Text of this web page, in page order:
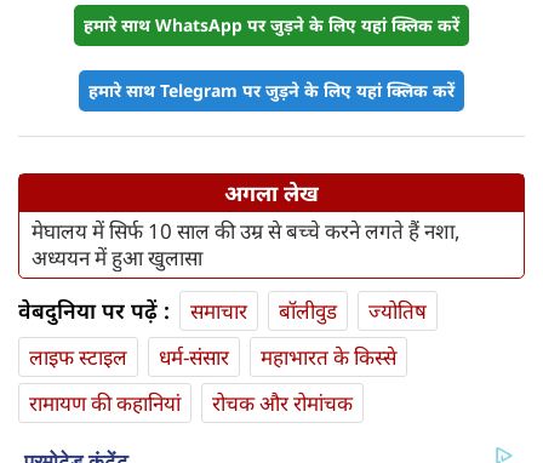
हमारे साथ WhatsApp पर जुड़ने के लिए यहां क्लिक करें
हमारे साथ Telegram पर जुड़ने के लिए यहां क्लिक करें
अगला लेख
मेघालय में सिर्फ 10 साल की उम्र से बच्चे करने लगते हैं नशा,
अध्ययन में हुआ खुलासा
वेबदुनिया पर पढ़ें : समाचार बॉलीवुड
ज्योतिष
लाइफ स्‍टाइल
धर्म-संसार
महाभारत के किस्से
रामायण की कहानियां
रोचक और रोमांचक